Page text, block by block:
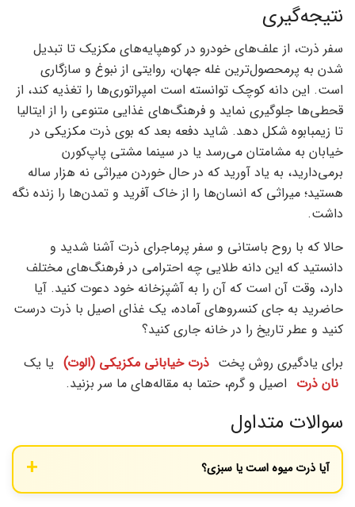
نتیجه‌گیری
سفر ذرت، از علف‌های خودرو در کوهپایه‌های مکزیک تا تبدیل
شدن به پرمحصول‌ترین غله جهان، روایتی از نبوغ و سازگاری
است. این دانه کوچک توانسته است امپراتوری‌ها را تغذیه کند، از
قحطی‌ها جلوگیری نماید و فرهنگ‌های غذایی متنوعی را از ایتالیا
تا زیمبابوه شکل دهد. شاید دفعه بعد که بوی ذرت مکزیکی در
خیابان به مشامتان می‌رسد یا در سینما مشتی پاپ‌کورن
برمی‌دارید، به یاد آورید که در حال خوردن میراثی نه هزار ساله
هستید؛ میراثی که انسان‌ها را از خاک آفرید و تمدن‌ها را زنده نگه
داشت.
حالا که با روح باستانی و سفر پرماجرای ذرت آشنا شدید و
دانستید که این دانه طلایی چه احترامی در فرهنگ‌های مختلف
دارد، وقت آن است که آن را به آشپزخانه خود دعوت کنید. آیا
حاضرید به جای کنسروهای آماده، یک غذای اصیل با ذرت درست
کنید و عطر تاریخ را در خانه جاری کنید؟
برای یادگیری روش پخت ذرت خیابانی مکزیکی (الوت) یا یک
نان ذرت اصیل و گرم، حتما به مقاله‌های ما سر بزنید.
سوالات متداول
آیا ذرت میوه است یا سبزی؟